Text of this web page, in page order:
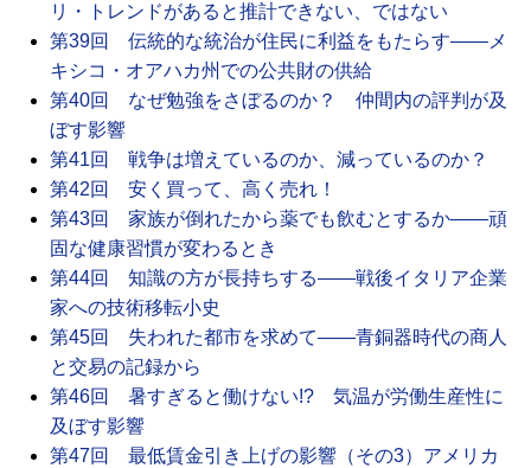
リ・トレンドがあると推計できない、ではない
第39回 伝統的な統治が住民に利益をもたらす――メ
キシコ・オアハカ州での公共財の供給
第40回 なぜ勉強をさぼるのか？ 仲間内の評判が及
ぼす影響
第41回 戦争は増えているのか、減っているのか？
第42回 安く買って、高く売れ！
第43回 家族が倒れたから薬でも飲むとするか――頑
固な健康習慣が変わるとき
第44回 知識の方が長持ちする――戦後イタリア企業
家への技術移転小史
第45回 失われた都市を求めて――青銅器時代の商人
と交易の記録から
第46回 暑すぎると働けない!? 気温が労働生産性に
及ぼす影響
第47回 最低賃金引き上げの影響（その3）アメリカ